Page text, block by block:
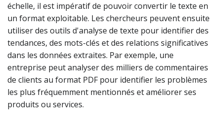
échelle, il est impératif de pouvoir convertir le texte en
un format exploitable. Les chercheurs peuvent ensuite
utiliser des outils d'analyse de texte pour identifier des
tendances, des mots-clés et des relations significatives
dans les données extraites. Par exemple, une
entreprise peut analyser des milliers de commentaires
de clients au format PDF pour identifier les problèmes
les plus fréquemment mentionnés et améliorer ses
produits ou services.